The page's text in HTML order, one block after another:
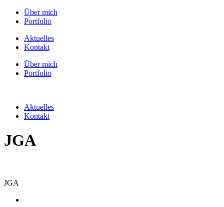
Über mich
Portfolio
Aktuelles
Kontakt
Über mich
Portfolio
Aktuelles
Kontakt
JGA
JGA